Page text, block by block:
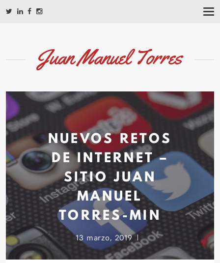
T
I
A
O
Juan Manuel Torres
NUEVOS RETOS
DE INTERNET –
SITIO JUAN
MANUEL
TORRES-MIN
13 marzo, 2019